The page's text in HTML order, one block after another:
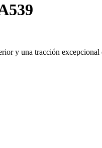
y una tracción